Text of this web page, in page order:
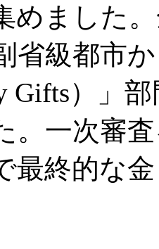
めました
省級都市
Gifts）」
。一次審
最終的な